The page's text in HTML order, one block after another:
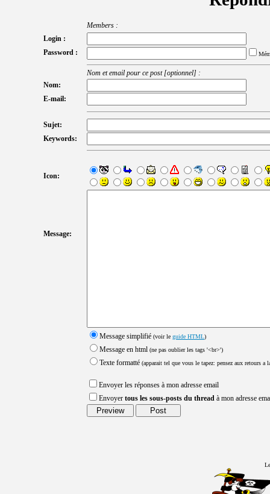
Members :
Login :
Password :
Nom et email pour ce post [optionnel] :
Nom:
E-mail:
Sujet:
Keywords:
Icon:
Message:
Message simplifié (voir le guide HTML)
Message en html (ne pas oublier les tags '<br>')
Texte formatté (apparait tel que vous le tapez: pensez aux retours a
Envoyer les réponses à mon adresse email
Envoyer tous les sous-posts du thread à mon adresse